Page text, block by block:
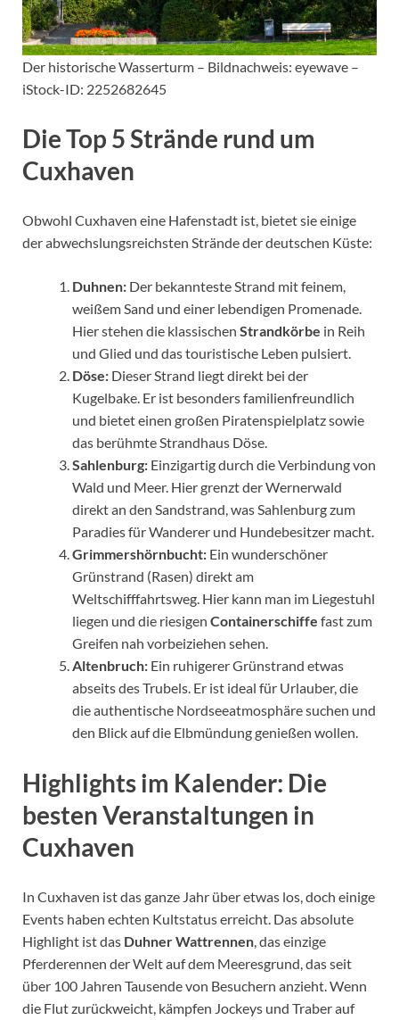
Der historische Wasserturm – Bildnachweis: eyewave –
iStock-ID: 2252682645
Die Top 5 Strände rund um
Cuxhaven
Obwohl Cuxhaven eine Hafenstadt ist, bietet sie einige
der abwechslungsreichsten Strände der deutschen Küste:
Duhnen: Der bekannteste Strand mit feinem,
weißem Sand und einer lebendigen Promenade.
Hier stehen die klassischen Strandkörbe in Reih
und Glied und das touristische Leben pulsiert.
Döse: Dieser Strand liegt direkt bei der
Kugelbake. Er ist besonders familienfreundlich
und bietet einen großen Piratenspielplatz sowie
das berühmte Strandhaus Döse.
Sahlenburg: Einzigartig durch die Verbindung von
Wald und Meer. Hier grenzt der Wernerwald
direkt an den Sandstrand, was Sahlenburg zum
Paradies für Wanderer und Hundebesitzer macht.
Grimmershörnbucht: Ein wunderschöner
Grünstrand (Rasen) direkt am
Weltschifffahrtsweg. Hier kann man im Liegestuhl
liegen und die riesigen Containerschiffe fast zum
Greifen nah vorbeiziehen sehen.
Altenbruch: Ein ruhigerer Grünstrand etwas
abseits des Trubels. Er ist ideal für Urlauber, die
die authentische Nordseeatmosphäre suchen und
den Blick auf die Elbmündung genießen wollen.
Highlights im Kalender: Die
besten Veranstaltungen in
Cuxhaven
In Cuxhaven ist das ganze Jahr über etwas los, doch einige
Events haben echten Kultstatus erreicht. Das absolute
Highlight ist das Duhner Wattrennen , das einzige
Pferderennen der Welt auf dem Meeresgrund, das seit
über 100 Jahren Tausende von Besuchern anzieht. Wenn
die Flut zurückweicht, kämpfen Jockeys und Traber auf